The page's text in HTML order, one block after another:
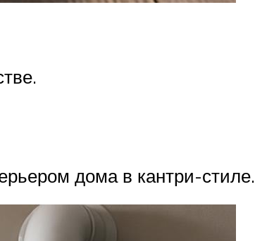
дома в кантри-стиле.